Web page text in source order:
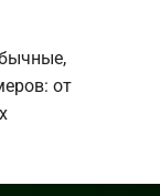
от